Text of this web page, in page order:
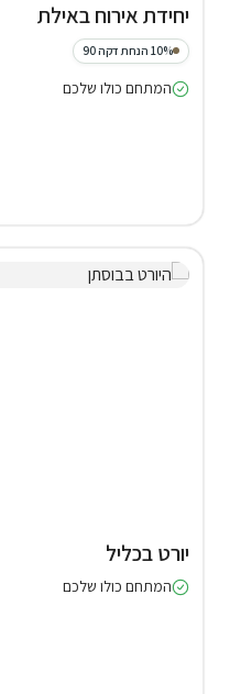
יחידת אירוח באילת
10% הנחת דקה 90
המתחם כולו שלכם
יורט בכליל
המתחם כולו שלכם